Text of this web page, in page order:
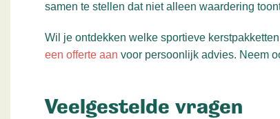
samen te stellen dat niet alleen waardering
Wil je ontdekken welke sportieve
een offerte aan voor persoonlijk advies. Neem
Veelgestelde vragen